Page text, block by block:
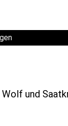
und